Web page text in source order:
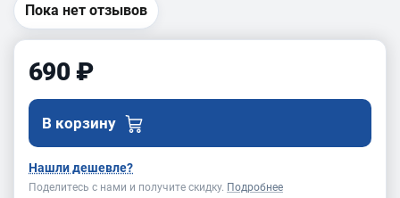
Пока нет отзывов
690 ₽
В корзину
Нашли дешевле?
Поделитесь с нами и получите скидку. Подробнее